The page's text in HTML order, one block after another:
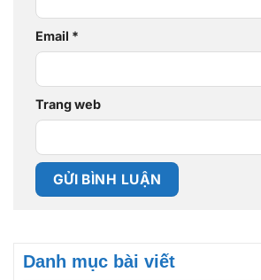
Email *
Trang web
Danh mục bài viết